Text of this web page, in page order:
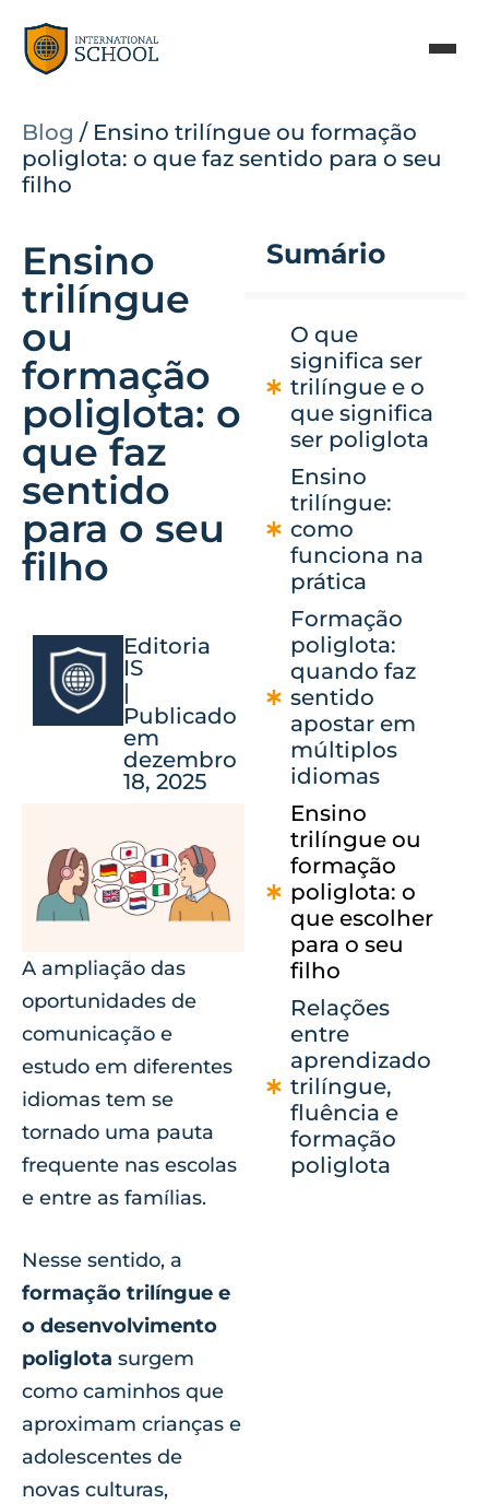
Blog / Ensino trilíngue ou formação
poliglota: o que faz sentido para o seu
filho
Ensino
trilíngue
ou
formação
poliglota: o
que faz
sentido
para o seu
filho
Editoria
IS
|
Publicado
em
dezembro
18, 2025
A ampliação das
oportunidades de
comunicação e
estudo em diferentes
idiomas tem se
tornado uma pauta
frequente nas escolas
e entre as famílias.
Nesse sentido, a
formação trilíngue e
o desenvolvimento
poliglota surgem
como caminhos que
aproximam crianças e
adolescentes de
novas culturas,
Sumário
O que
significa ser
trilíngue e o
que significa
ser poliglota
Ensino
trilíngue:
como
funciona na
prática
Formação
poliglota:
quando faz
sentido
apostar em
múltiplos
idiomas
Ensino
trilíngue ou
formação
poliglota: o
que escolher
para o seu
filho
Relações
entre
aprendizado
trilíngue,
fluência e
formação
poliglota